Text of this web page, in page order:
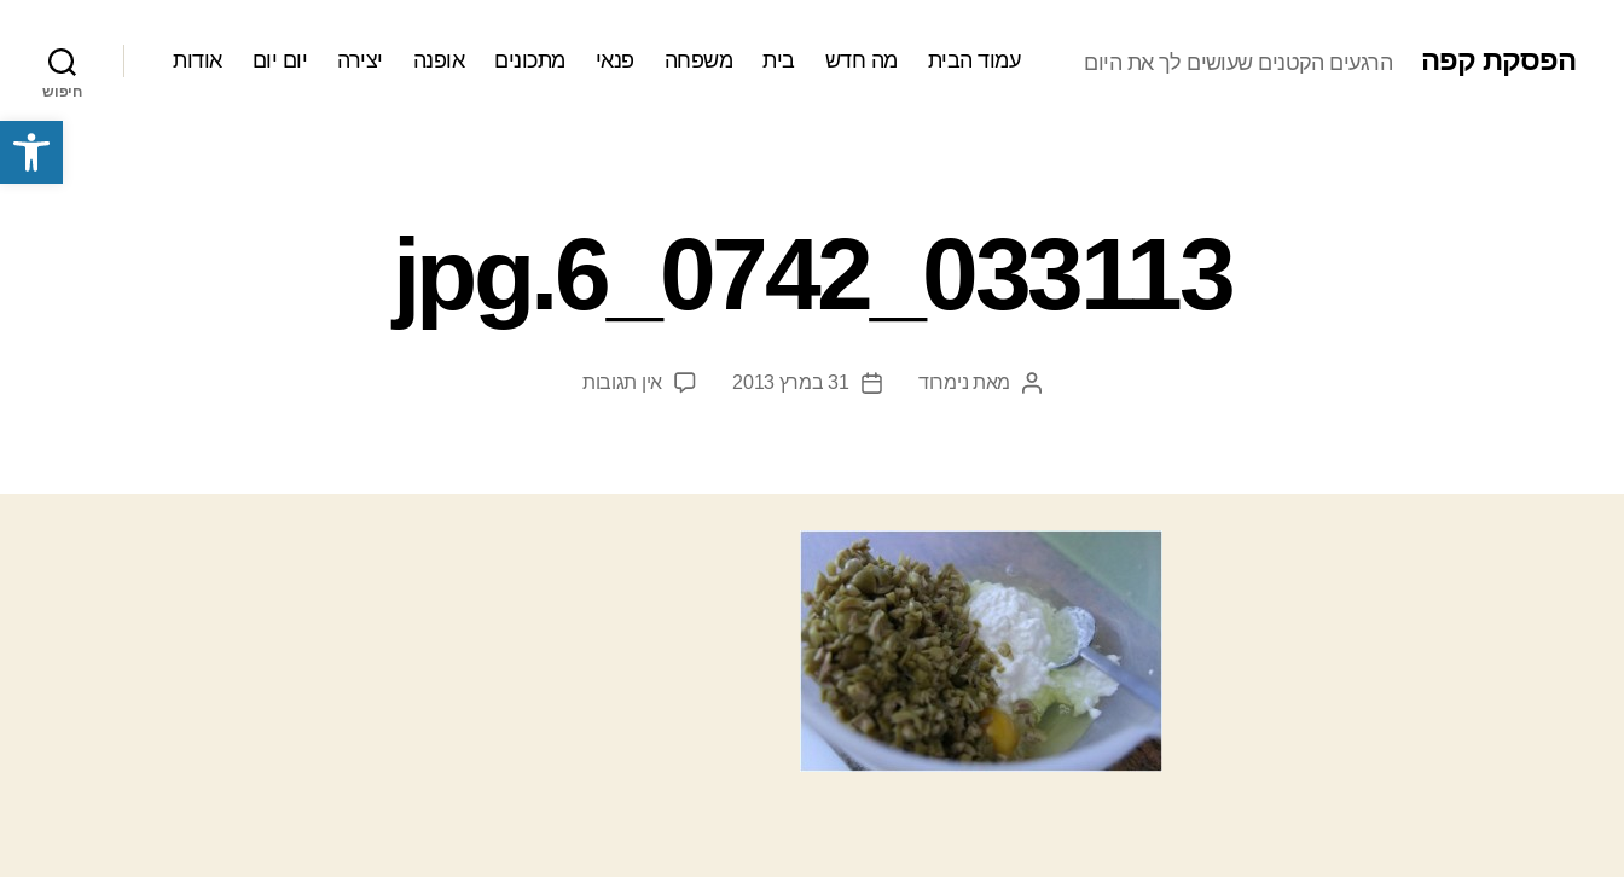
פתח סרגל נגישות
הפסקת קפה הרגעים הקטנים שעושים לך את היום עמוד הבית מה חדש בית משפחה פנאי מתכונים אופנה יצירה יום יום אודות
חיפוש
033113_0742_6.jpg
המחבר
מאת נימרוד
תאריך
31 במרץ 2013 אין תגובותעל